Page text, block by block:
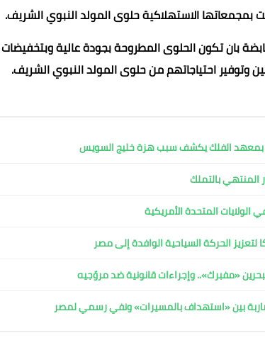
بمجمعاتها الاستهلاكية حلوى المولد النبوي الشريف.
وتوفير احتياجاتهم من حلوى المولد النبوي الشريف.
بمعهد الفلك يكشف سبب هزة خليج السويس
المتحدة الأمريكية
لتعزيز الحركة السياحية الوافدة إلى مصر
«مفبرك».. وإجراءات قانونية ضد مروّجيه
بين «استهداف بالمسيرات» ونفي رسمي لمصر